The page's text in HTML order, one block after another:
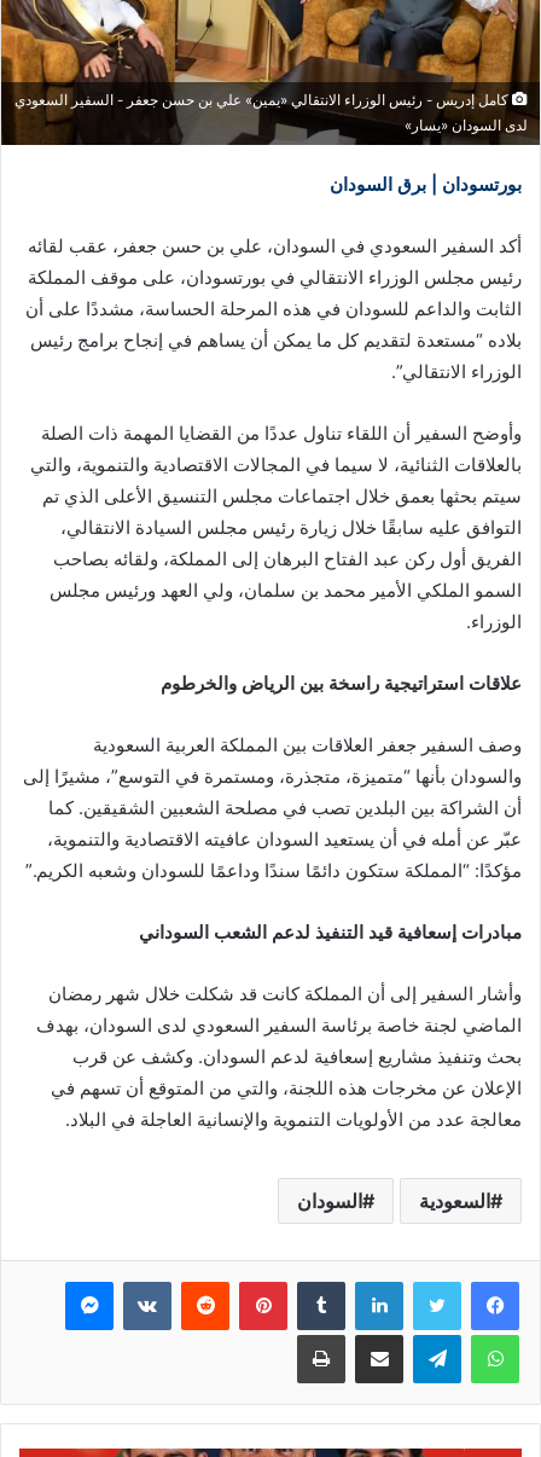
كامل إدريس - رئيس الوزراء الانتقالي «يمين» علي بن حسن جعفر - السفير السعودي
لدى السودان «يسار»
بورتسودان | برق السودان
أكد السفير السعودي في السودان، علي بن حسن جعفر، عقب لقائه
رئيس مجلس الوزراء الانتقالي في بورتسودان، على موقف المملكة
الثابت والداعم للسودان في هذه المرحلة الحساسة، مشددًا على أن
بلاده “مستعدة لتقديم كل ما يمكن أن يساهم في إنجاح برامج رئيس
الوزراء الانتقالي”.
وأوضح السفير أن اللقاء تناول عددًا من القضايا المهمة ذات الصلة
بالعلاقات الثنائية، لا سيما في المجالات الاقتصادية والتنموية، والتي
سيتم بحثها بعمق خلال اجتماعات مجلس التنسيق الأعلى الذي تم
التوافق عليه سابقًا خلال زيارة رئيس مجلس السيادة الانتقالي،
الفريق أول ركن عبد الفتاح البرهان إلى المملكة، ولقائه بصاحب
السمو الملكي الأمير محمد بن سلمان، ولي العهد ورئيس مجلس
الوزراء.
علاقات استراتيجية راسخة بين الرياض والخرطوم
وصف السفير جعفر العلاقات بين المملكة العربية السعودية
والسودان بأنها “متميزة، متجذرة، ومستمرة في التوسع”، مشيرًا إلى
أن الشراكة بين البلدين تصب في مصلحة الشعبين الشقيقين. كما
عبّر عن أمله في أن يستعيد السودان عافيته الاقتصادية والتنموية،
مؤكدًا: “المملكة ستكون دائمًا سندًا وداعمًا للسودان وشعبه الكريم.”
مبادرات إسعافية قيد التنفيذ لدعم الشعب السوداني
وأشار السفير إلى أن المملكة كانت قد شكلت خلال شهر رمضان
الماضي لجنة خاصة برئاسة السفير السعودي لدى السودان، بهدف
بحث وتنفيذ مشاريع إسعافية لدعم السودان. وكشف عن قرب
الإعلان عن مخرجات هذه اللجنة، والتي من المتوقع أن تسهم في
معالجة عدد من الأولويات التنموية والإنسانية العاجلة في البلاد.
السعودية السودان
فيسبوك تويتر لينكدإن بينتيريست ماسنجر
واتساب تيلقرام مشاركة عبر البريد طباعة